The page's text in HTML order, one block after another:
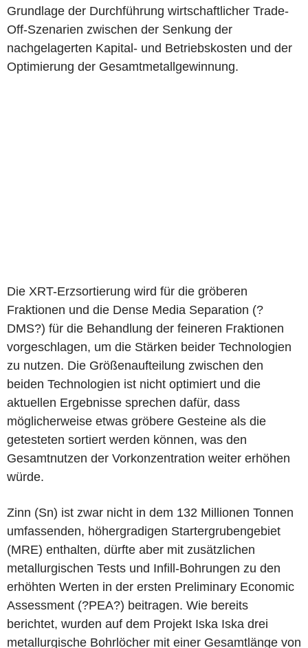
Grundlage der Durchführung wirtschaftlicher Trade-
Off-Szenarien zwischen der Senkung der
nachgelagerten Kapital- und Betriebskosten und der
Optimierung der Gesamtmetallgewinnung.
Die XRT-Erzsortierung wird für die gröberen
Fraktionen und die Dense Media Separation (?
DMS?) für die Behandlung der feineren Fraktionen
vorgeschlagen, um die Stärken beider Technologien
zu nutzen. Die Größenaufteilung zwischen den
beiden Technologien ist nicht optimiert und die
aktuellen Ergebnisse sprechen dafür, dass
möglicherweise etwas gröbere Gesteine als die
getesteten sortiert werden können, was den
Gesamtnutzen der Vorkonzentration weiter erhöhen
würde.
Zinn (Sn) ist zwar nicht in dem 132 Millionen Tonnen
umfassenden, höhergradigen Startergrubengebiet
(MRE) enthalten, dürfte aber mit zusätzlichen
metallurgischen Tests und Infill-Bohrungen zu den
erhöhten Werten in der ersten Preliminary Economic
Assessment (?PEA?) beitragen. Wie bereits
berichtet, wurden auf dem Projekt Iska Iska drei
metallurgische Bohrlöcher mit einer Gesamtlänge von